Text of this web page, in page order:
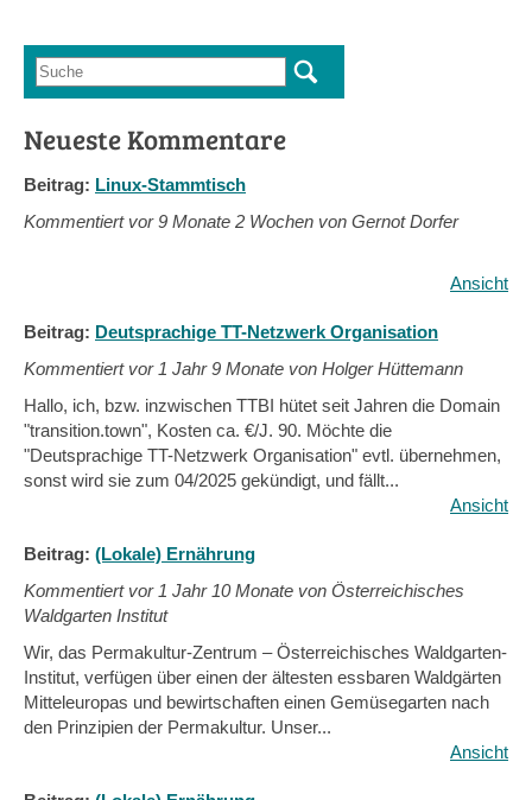
Suchformular
Suche
Neueste Kommentare
Beitrag: Linux-Stammtisch
Kommentiert vor9 Monate 2 Wochen von Gernot Dorfer
Ansicht
Beitrag: Deutsprachige TT-Netzwerk Organisation
Kommentiert vor 1 Jahr 9 Monate von Holger Hüttemann
Hallo, ich, bzw. inzwischen TTBI hütet seit Jahren die Domain
"transition.town", Kosten ca. €/J. 90. Möchte die
"Deutsprachige TT-Netzwerk Organisation" evtl. übernehmen,
sonst wird sie zum 04/2025 gekündigt, und fällt...
Ansicht
Beitrag: (Lokale) Ernährung
Kommentiert vor 1 Jahr 10 Monate von Österreichisches
Waldgarten Institut
Wir, das Permakultur-Zentrum – Österreichisches Waldgarten-
Institut, verfügen über einen der ältesten essbaren Waldgärten
Mitteleuropas und bewirtschaften einen Gemüsegarten nach
den Prinzipien der Permakultur. Unser...
Ansicht